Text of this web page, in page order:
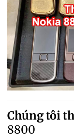
Chúng tôi
8800